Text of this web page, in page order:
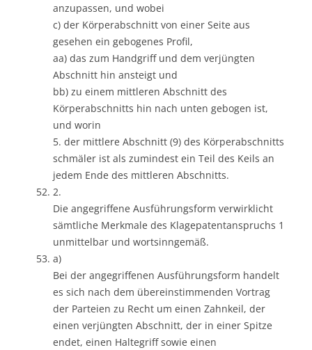
anzupassen, und wobei
c) der Körperabschnitt von einer Seite aus
gesehen ein gebogenes Profil,
aa) das zum Handgriff und dem verjüngten
Abschnitt hin ansteigt und
bb) zu einem mittleren Abschnitt des
Körperabschnitts hin nach unten gebogen ist,
und worin
5. der mittlere Abschnitt (9) des Körperabschnitts
schmäler ist als zumindest ein Teil des Keils an
jedem Ende des mittleren Abschnitts.
2.
Die angegriffene Ausführungsform verwirklicht
sämtliche Merkmale des Klagepatentanspruchs 1
unmittelbar und wortsinngemäß.
a)
Bei der angegriffenen Ausführungsform handelt
es sich nach dem übereinstimmenden Vortrag
der Parteien zu Recht um einen Zahnkeil, der
einen verjüngten Abschnitt, der in einer Spitze
endet, einen Haltegriff sowie einen